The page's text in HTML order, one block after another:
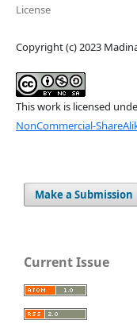
License
Copyright (c) 2023
This work is licensed
NonCommercial-
Make a Submission
Current Issue